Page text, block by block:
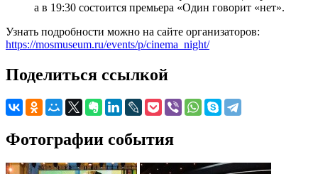
а в 19:30 состоится премьера «Один говорит «нет».
Узнать подробности можно на сайте организаторов:
https://mosmuseum.ru/events/p/cinema_night/
Поделиться ссылкой
Фотографии события